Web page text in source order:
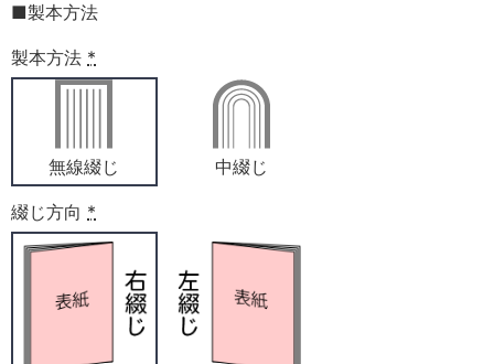
■製本方法
製本方法 *
無線綴じ 中綴じ
綴じ方向 *